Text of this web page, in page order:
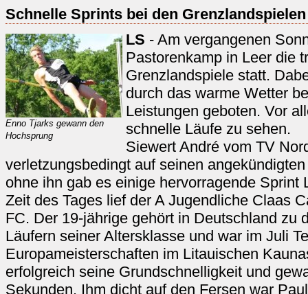
Schnelle Sprints bei den Grenzlandspielen
Enno Tjarks gewann den
Hochsprung
LS - Am vergangenen
Pastorenkamp in Leer die
Grenzlandspiele statt.
durch das warme Wetter
Leistungen geboten. Vor
schnelle Läufe zu sehen.
Siewert André vom TV
verletzungsbedingt auf seinen
ohne ihn gab es einige hervorragende Sprint
Zeit des Tages lief der A Jugendliche Claas
FC. Der 19-jährige gehört in Deutschland zu
Läufern seiner Altersklasse und war im Juli
Europameisterschaften im Litauischen
erfolgreich seine Grundschnelligkeit und
Sekunden. Ihm dicht auf den Fersen war